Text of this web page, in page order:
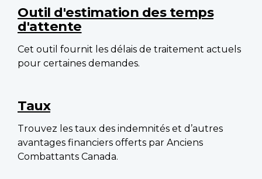
navigation
Outil d'estimation des temps
d'attente
Cet outil fournit les délais de traitement actuels
pour certaines demandes.
Taux
Trouvez les taux des indemnités et d’autres
avantages financiers offerts par Anciens
Combattants Canada.